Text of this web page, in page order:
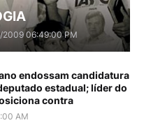
2009 06:49:00 PM
endossam candidatura
estadual; líder do
contra
AM